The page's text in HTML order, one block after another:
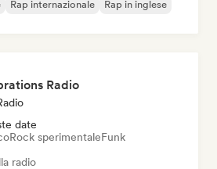
Rap internazionale Rap in inglese
Radio
date
Rock sperimentaleFunk
radio